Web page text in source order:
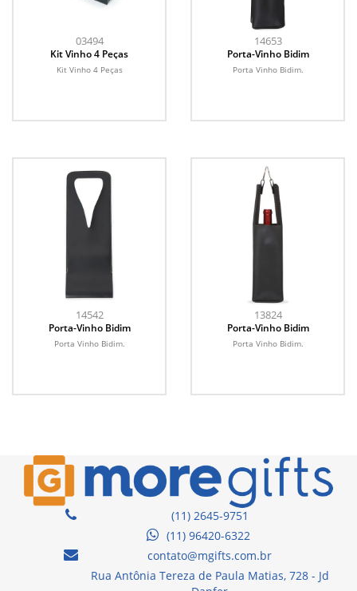
03494
Kit Vinho 4 Peças
Kit Vinho 4 Peças
14653
Porta-Vinho Bidim
Porta Vinho Bidim.
14542
Porta-Vinho Bidim
Porta Vinho Bidim.
13824
Porta-Vinho Bidim
Porta Vinho Bidim.
(11) 2645-9751
(11) 96420-6322
contato@mgifts.com.br
Rua Antônia Tereza de Paula Matias, 728 - Jd